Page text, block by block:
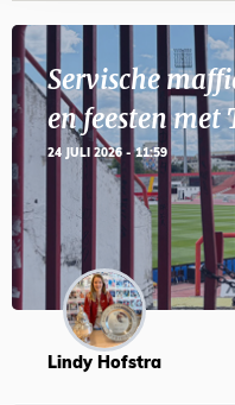
Servische
en feesten met
24 JULI 2026 - 11:59
Lindy Hofstra